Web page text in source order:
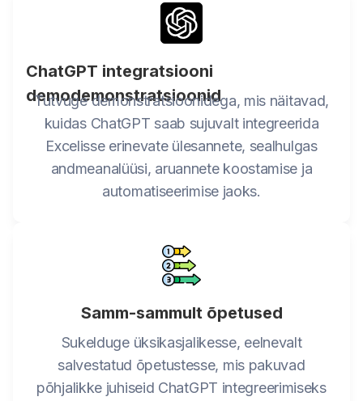
ChatGPT integratsiooni
demodemonstratsioonid
Tutvuge demonstratsioonidega, mis näitavad,
kuidas ChatGPT saab sujuvalt integreerida
Excelisse erinevate ülesannete, sealhulgas
andmeanalüüsi, aruannete koostamise ja
automatiseerimise jaoks.
Samm-sammult õpetused
Sukelduge üksikasjalikesse, eelnevalt
salvestatud õpetustesse, mis pakuvad
põhjalikke juhiseid ChatGPT integreerimiseks